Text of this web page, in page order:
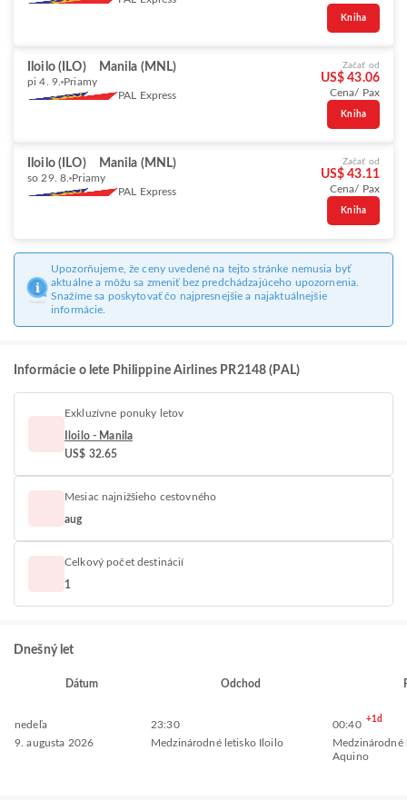
Kniha
Iloilo (ILO) Manila (MNL)
pi 4. 9. Priamy
PAL Express
Začať od
US$ 43.06
Cena/ Pax
Kniha
Iloilo (ILO) Manila (MNL)
so 29. 8. Priamy
PAL Express
Začať od
US$ 43.11
Cena/ Pax
Kniha
Upozorňujeme, že ceny uvedené na tejto stránke nemusia byť
aktuálne a môžu sa zmeniť bez predchádzajúceho upozornenia.
Snažíme sa poskytovať čo najpresnejšie a najaktuálnejšie
informácie.
Informácie o lete Philippine Airlines PR2148 (PAL)
Exkluzívne ponuky letov
Iloilo - Manila
US$ 32.65
Mesiac najnižšieho cestovného
aug
Celkový počet destinácií
1
Dnešný let
Dátum Odchod
nedeľa
9. augusta 2026
23:30
Medzinárodné letisko Iloilo
00:40 +1d
Medzinárodné
Aquino